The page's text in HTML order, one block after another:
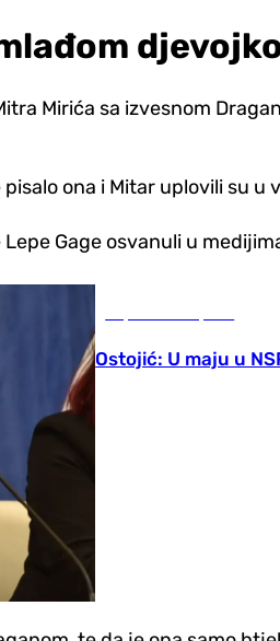
Mirića sa izvesnom
ona i Mitar uplovili su
Gage osvanuli u
Ostojić: U maju u